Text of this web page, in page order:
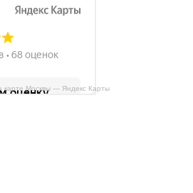
карте Москвы — Яндекс Карты